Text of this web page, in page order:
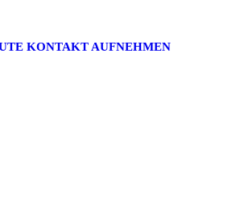
KONTAKT AUFNEHMEN